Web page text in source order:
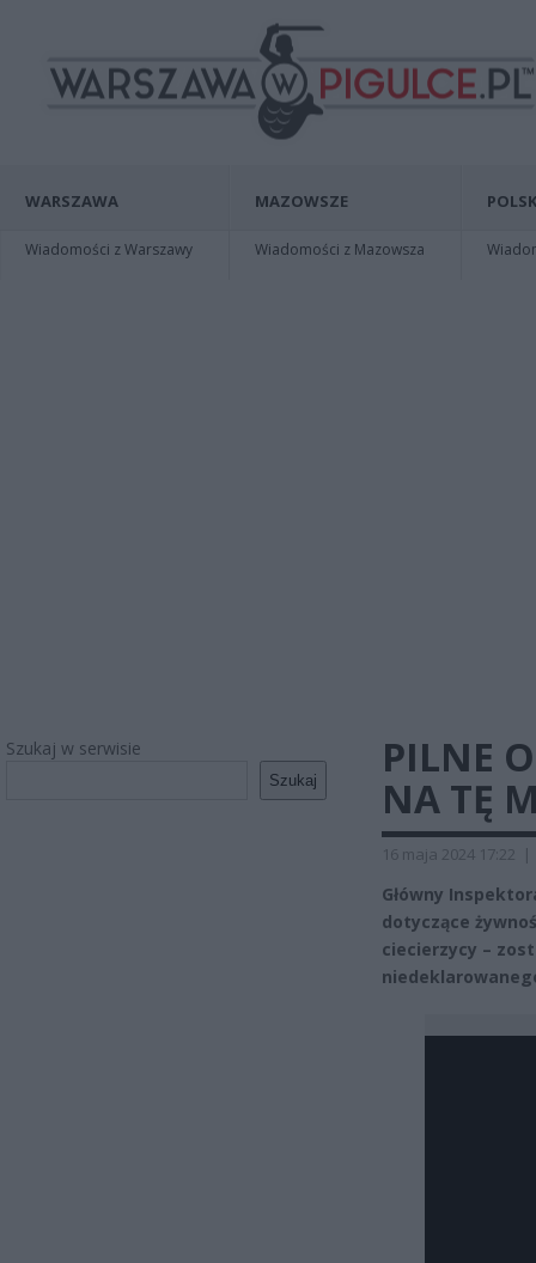
WARSZAWA
Wiadomości z Warszawy
MAZOWSZE
Wiadomości z Mazowsza
Szukaj w serwisie
Szukaj
PILNE
NA TĘ
16 maja 2024 17:22 |
Główny
dotyczące
ciecierzycy –